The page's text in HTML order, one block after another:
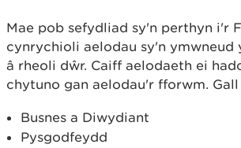
Mae pob sefydliad sy'n perthyn i'r
cynrychioli aelodau sy'n ymwneud
â rheoli dŵr. Caiff aelodaeth ei
chytuno gan aelodau'r fforwm.
Busnes a Diwydiant
Pysgodfeydd